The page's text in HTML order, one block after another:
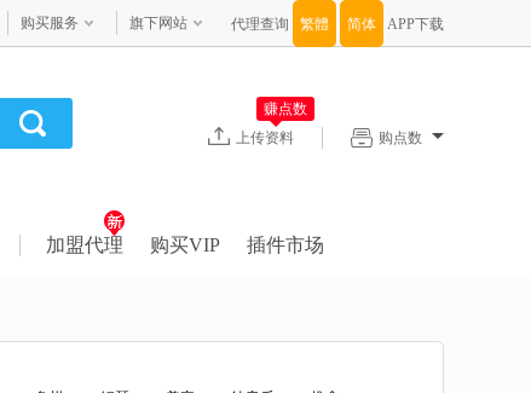
购买服务 旗下网站 代理查询 APP下载
购点数
上传资料
赚点数
加盟代理 购买VIP 插件市场